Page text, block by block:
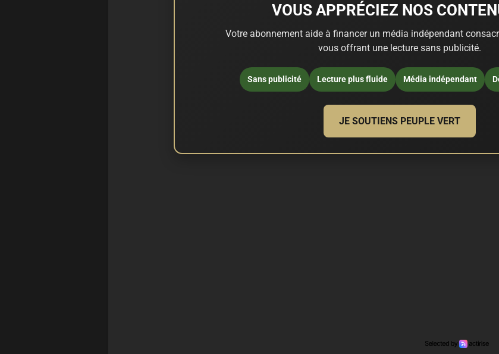
VOUS APPRÉCIEZ NOS
Votre abonnement aide à financer un média indépendant
vous offrant une lecture sans publicité.
Sans publicité Lecture plus fluide Média indépendant
JE SOUTIENS PEUPLE VERT